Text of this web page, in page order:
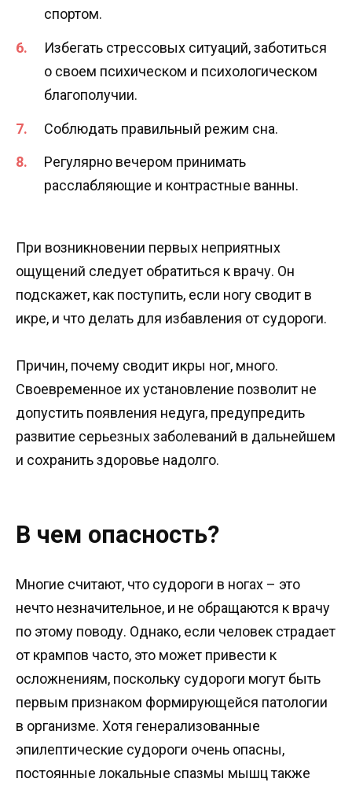
спортом.
Избегать стрессовых ситуаций, заботиться
о своем психическом и психологическом
благополучии.
Соблюдать правильный режим сна.
Регулярно вечером принимать
расслабляющие и контрастные ванны.
При возникновении первых неприятных
ощущений следует обратиться к врачу. Он
подскажет, как поступить, если ногу сводит в
икре, и что делать для избавления от судороги.
Причин, почему сводит икры ног, много.
Своевременное их установление позволит не
допустить появления недуга, предупредить
развитие серьезных заболеваний в дальнейшем
и сохранить здоровье надолго.
В чем опасность?
Многие считают, что судороги в ногах – это
нечто незначительное, и не обращаются к врачу
по этому поводу. Однако, если человек страдает
от крампов часто, это может привести к
осложнениям, поскольку судороги могут быть
первым признаком формирующейся патологии
в организме. Хотя генерализованные
эпилептические судороги очень опасны,
постоянные локальные спазмы мышц также